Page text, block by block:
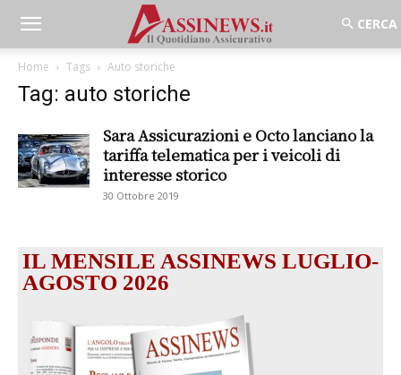
Home Tags Auto storiche
Tag: auto storiche
Sara Assicurazioni e Octo lanciano la
tariffa telematica per i veicoli di
interesse storico
30 Ottobre 2019
IL MENSILE ASSINEWS LUGLIO-
AGOSTO 2026